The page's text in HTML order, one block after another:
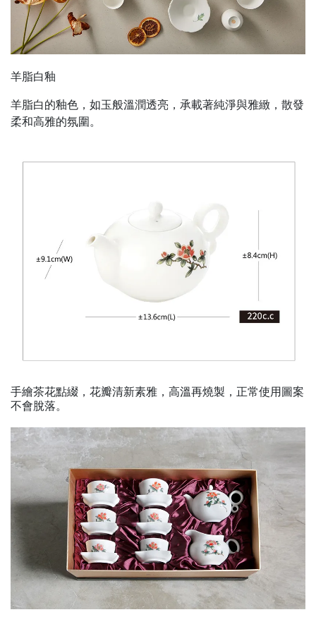
羊脂白釉
羊脂白的釉色，如玉般溫潤透亮，承載著純淨與雅緻，散發
柔和高雅的氛圍。
手繪茶花點綴，花瓣清新素雅，高溫再燒製，正常使用圖案
不會脫落。